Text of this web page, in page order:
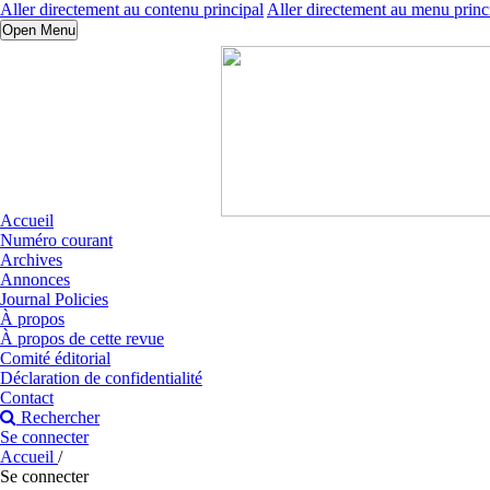
Aller directement au contenu principal Aller directement au menu
Open Menu
Accueil
Numéro courant
Archives
Annonces
Journal Policies
À propos
À propos de cette revue
Comité éditorial
Déclaration de confidentialité
Contact
Rechercher
Se connecter
Accueil /
Se connecter